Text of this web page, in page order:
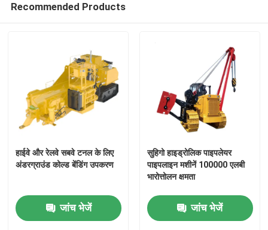
Recommended Products
हाईवे और रेलवे सबवे टनल के लिए
अंडरग्राउंड कोल्ड बेंडिंग उपकरण
जांच भेजें
सुहिगो हाइड्रोलिक पाइपलेयर
पाइपलाइन मशीनें 100000 एलबी
भारोत्तोलन क्षमता
जांच भेजें